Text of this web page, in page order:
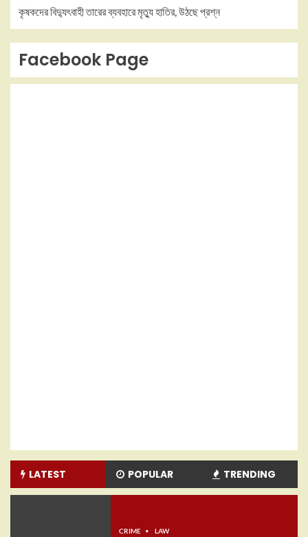
কৃষকদের বিদ্যুৎবাহী তারের ব্যবহারে মৃত্যু হাতির, উঠছে প্রশ্ন
Facebook Page
LATEST POPULAR TRENDING
CRIME LAW